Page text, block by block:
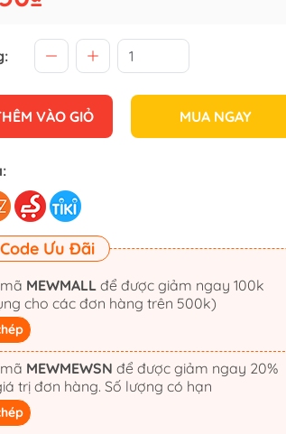
VÀO GIỎ MUA NGAY
Code Ưu Đãi
MEWMALLđể được giảm ngay 100k
cho các đơn hàng trên 500k)
MEWMEWSN
trị đơn hàng. Số lượng có hạn